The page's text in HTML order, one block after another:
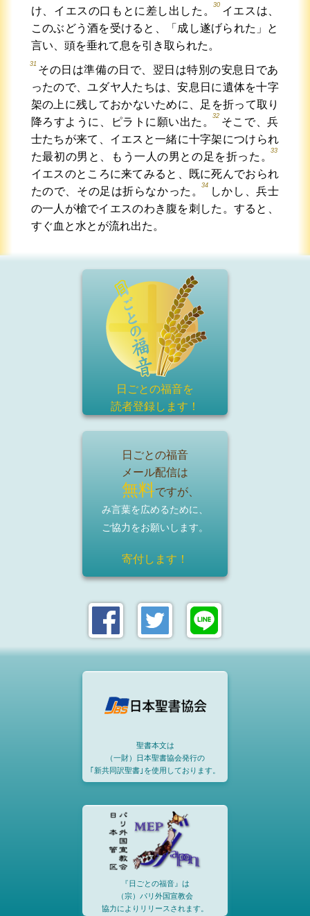
け、イエスの口もとに差し出した。
30
イエスは、
このぶどう酒を受けると、「成し遂げられた」と
言い、頭を垂れて息を引き取られた。
31
その日は準備の日で、翌日は特別の安息日であ
ったので、ユダヤ人たちは、安息日に遺体を十字
架の上に残しておかないために、足を折って取り
降ろすように、ピラトに願い出た。
32
そこで、兵
士たちが来て、イエスと一緒に十字架につけられ
た最初の男と、もう一人の男との足を折った。
33
イエスのところに来てみると、既に死んでおられ
たので、その足は折らなかった。
34
しかし、兵士
の一人が槍でイエスのわき腹を刺した。すると、
すぐ血と水とが流れ出た。
日ごとの福音を
読者登録します！
日ごとの福音
メール配信は
無料ですが、
み言葉を広めるために、
ご協力をお願いします。
寄付します！
聖書本文は
（一財）日本聖書協会発行の
｢新共同訳聖書｣を使用しております。
『日ごとの福音』は
（宗）パリ外国宣教会
協力によりリリースされます。